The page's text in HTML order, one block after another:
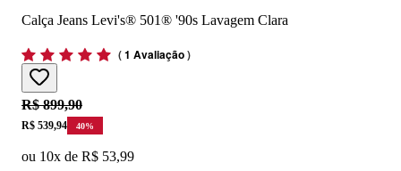
Calça Jeans Levi's® 501® '90s Lavagem Clara
(1 Avaliação)
Original price:
R$ 899,90
Price:
R$ 539,94 40%
ou 10x de R$ 53,99